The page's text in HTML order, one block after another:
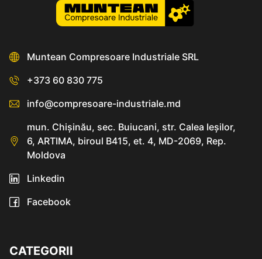
Muntean Compresoare Industriale SRL
+373 60 830 775
info@compresoare-industriale.md
mun. Chişinău, sec. Buiucani, str. Calea Ieşilor,
6, ARTIMA, biroul B415, et. 4, MD-2069, Rep.
Moldova
Linkedin
Facebook
CATEGORII